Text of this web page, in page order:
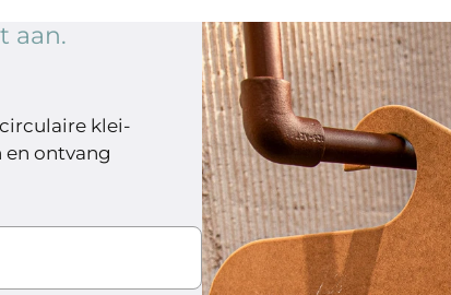
aan.
klei-
en ontvang